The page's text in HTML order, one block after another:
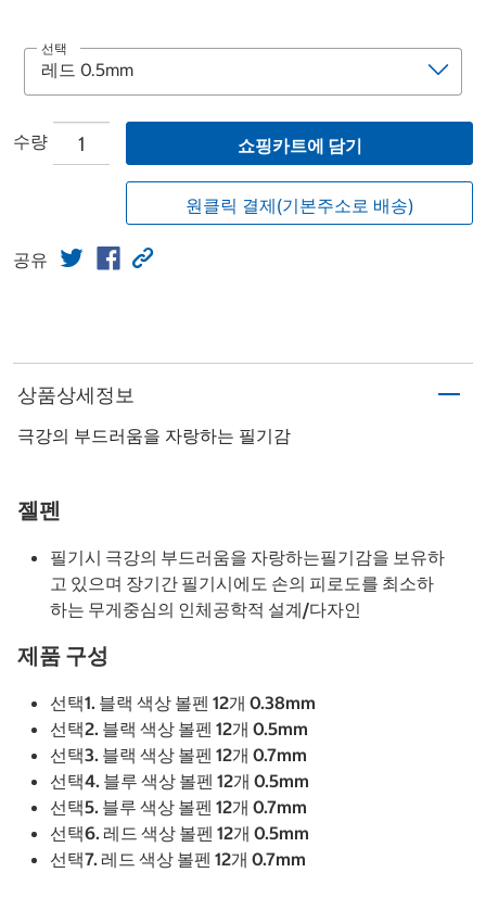
선택
수량 쇼핑카트에 담기
원클릭 결제(기본주소로 배송)
공유
상품상세정보
극강의 부드러움을 자랑하는 필기감
젤펜
필기시 극강의 부드러움을 자랑하는필기감을 보유하
고 있으며 장기간 필기시에도 손의 피로도를 최소하
하는 무게중심의 인체공학적 설계/다자인
제품 구성
선택1. 블랙 색상 볼펜 12개 0.38mm
선택2. 블랙 색상 볼펜 12개 0.5mm
선택3. 블랙 색상 볼펜 12개 0.7mm
선택4. 블루 색상 볼펜 12개 0.5mm
선택5. 블루 색상 볼펜 12개 0.7mm
선택6. 레드 색상 볼펜 12개 0.5mm
선택7. 레드 색상 볼펜 12개 0.7mm